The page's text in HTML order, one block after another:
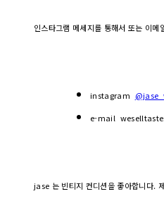
인스타그램 메세지를 통해서 또는 이메
instagram
e-mail
jase 는 빈티지 컨디션을 좋아합니다.